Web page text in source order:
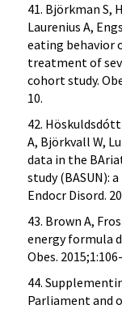
41. Björkman S,
Laurenius A,
eating behavior
treatment of
cohort study.
10.
42.
A, Björkvall W,
data in the
study (BASUN):
Endocr Disord.
43. Brown A,
energy formula
Obes.
44.
Parliament and